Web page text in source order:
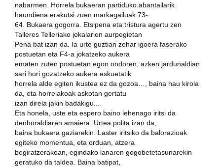
nabarmen. Horrela bukaeran partiduko abantailarik
haundiena erakutsi zuen markagailuak 73-
64. Bukaera gogorra. Etsipena eta tristura agertu zen
Talleres Telleriako jokalarien aurpegietan
Pena bat izan da. Ia urte guztian zehar igoera faserako
postuetan eta F4-a jokatzeko aukera
ematen zuten postuetan egon ondoren, azken jardunaldian
sari hori gozatzeko aukera eskuetatik
horrela alde egiten ikustea ez da gozoa…, baina hau kirola
da, eta horrelakoak askotan gertatu
izan direla jakin badakigu...
Eta honela, uste eta espero baino lehenago iritsi da
denboraldiaren amaiera. Urtea polita izan da,
baina bukaera gaziarekin. Laster iritsiko da balorazioak
egiteko momentua, eta orduan, atzera
begiratzerakoan, egindako lanaren gogobetetasunarekin
geratuko da taldea. Baina batipat,